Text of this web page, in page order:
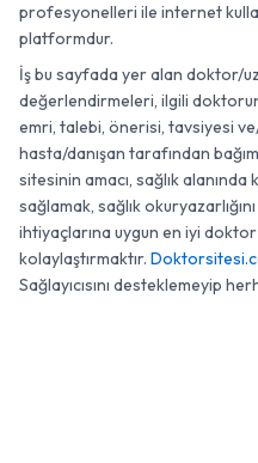
profesyonelleri ile internet
platformdur.
İş bu sayfada yer alan doktor/
değerlendirmeleri, ilgili
emri, talebi, önerisi, tavsiyesi
hasta/danışan tarafından
sitesinin amacı, sağlık
sağlamak, sağlık
ihtiyaçlarına uygun en iyi doktor
kolaylaştırmaktır.
Sağlayıcısını desteklemeyip